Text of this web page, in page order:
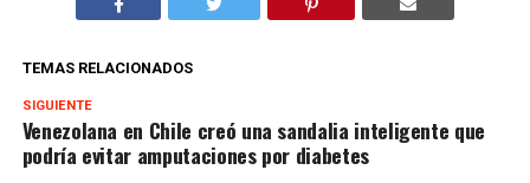
TEMAS RELACIONADOS
SIGUIENTE
Venezolana en Chile creó una sandalia inteligente que
podría evitar amputaciones por diabetes